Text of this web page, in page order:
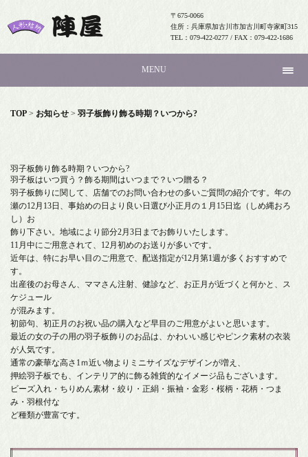
〒675-0066
住所：兵庫県加古川市加古川町寺家町315
TEL：079-422-0277 / FAX：079-422-1686
MENU
TOP > お知らせ > 羽子板飾り飾る時期？いつから?
羽子板飾り飾る時期？いつから?
羽子板はいつ買う？飾る期間はいつまで？いつ贈る？
羽子板飾りに関して、店舗でのお問い合わせの多いご質問の紹介です。年の
瀬の12月13日、事始めの日より良い日選び小正月の１月15日迄（しめ縄おろ
し）お
飾り下さい。地域により節分2月3日までお飾りいたします。
11月中にご用意されて、12月初めのお送りが多いです。
近年は、特にお早い目のご用意で、配送指定が12月第1週が多くおすすめで
す。
出産後のお母さん、ママさん注射、健診など、お正月が近づくと何かと、ス
ケジュール
が混みます。
初節句、初正月のお祝い品の購入など早目のご用意がよいと思います。
最近の女の子の用の羽子板飾りのお品は、かわいい感じやピンク素材の衣装
が人気です。
通常の豪華な高さ1ｍ近い物よりミニサイズなデザインが増え、
押絵羽子板でも、インテリア的に飾る雑貨的なイメージ品もございます。
ビーズ入れ・ちりめん素材・絞り・正絹・振袖・金彩・桜柄・花柄・つま
み・羽根付な
ど種類が豊富です。